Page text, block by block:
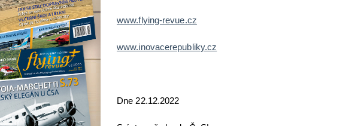
www.flying-revue.cz
www.inovacerepubliky.cz
Dne 22.12.2022